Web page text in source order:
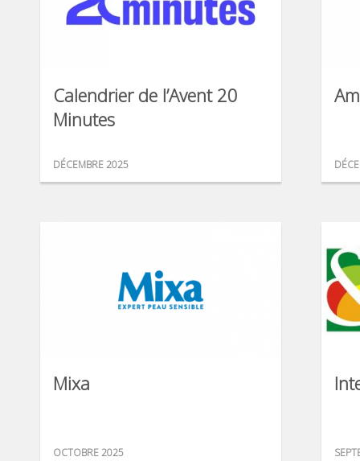
Calendrier de l’Avent 20
Minutes
DÉCEMBRE 2025
Mixa
OCTOBRE 2025